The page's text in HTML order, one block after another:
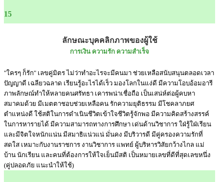
15
ลักษณะบุคคลิกภาพของผู้ใช้
การเงิน ความรัก ความสำเร็จ
"ใครๆ ก็รัก" เลขคู่มิตร ไม่ว่าทำอะไรจะมีคนมา ช่วยเหลือสนับสนุนตลอดเวลา
ปัญญาดี เฉลียวฉลาด เรียนรู้อะไรได้เร็ว มองโลกในแง่ดี มีความโอบอ้อมอารี
ภาพลักษณ์ทำให้หลายคนศรัทธา เคารพน่าเชื่อถือ เป็นเสน่ห์ต่อผู้คบหา
สมาคมด้วย มีเมตตาชอบช่วยเหลือคน รักความยุติธรรม มีโชคลาภยศ
ตำแหน่งดี ใช้สติในการดำเนินชีวิตเข้าใจชีวิตรู้จักพอ มีความคิดสร้างสรรค์
ในการหารายได้ มีความสามารถทางการศึกษา เด่นด้านวิชาการ ใฝ่รู้ใฝ่เรียน
และมีจิตใจหนักแน่น มีสมาธิแน่วแน่ มั่นคง มีบริวารดี มีคู่ครองความรักที่
สดใส เหมาะกับงานราชการ งานวิชาการ แพทย์ ผู้บริหารวิสัยกว้างไกล แม่
บ้าน นักเรียน และคนที่ต้องการให้ใจเย็นมีสติ เป็นหมายเลขที่ดีที่สุดเลขหนึ่ง
(คู่ปลอดภัย แนะนำให้ใช้)